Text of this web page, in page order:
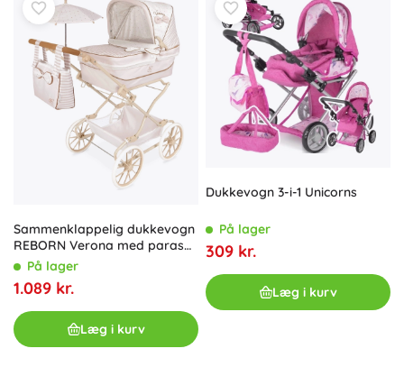
Sammenklappelig dukkevogn
REBORN Verona med parasol
og tilbehør, håndtagshøjde
65–90 cm
På lager
1.089 kr.
Læg i kurv
Dukkevogn 3-i-1 Unicorns
På lager
309 kr.
Læg i kurv